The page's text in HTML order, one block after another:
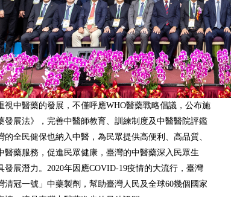
視中醫藥的發展，不僅呼應WHO醫藥戰略倡議，公布施
發展法》，完善中醫師教育、訓練制度及中醫醫院評鑑
的全民健保也納入中醫，為民眾提供高便利、高品質、
醫藥服務，促進民眾健康，臺灣的中醫藥深入民眾生
發展潛力。2020年因應COVID-19疫情的大流行，臺灣
清冠一號」中藥製劑，幫助臺灣人民及全球60幾個國家